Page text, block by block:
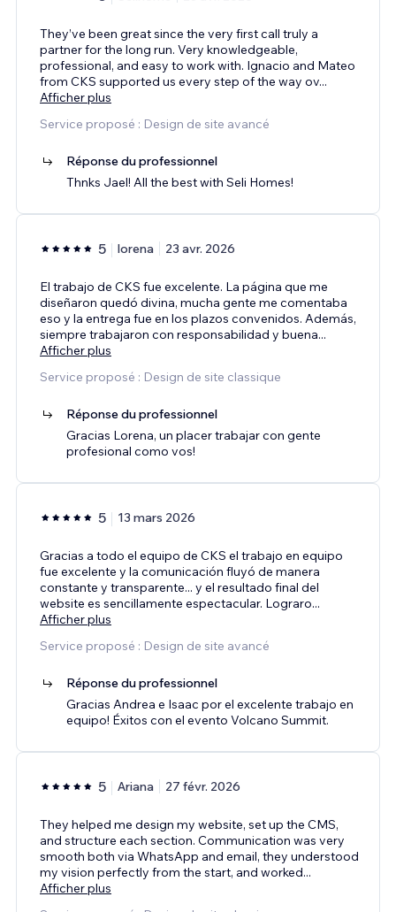
They’ve been great since the very first call truly a
partner for the long run. Very knowledgeable,
professional, and easy to work with. Ignacio and Mateo
from CKS supported us every step of the way ov...
Afficher plus
Service proposé : Design de site avancé
Réponse du professionnel
Thnks Jael! All the best with Seli Homes!
5 lorena 23 avr. 2026
El trabajo de CKS fue excelente. La página que me
diseñaron quedó divina, mucha gente me comentaba
eso y la entrega fue en los plazos convenidos. Además,
siempre trabajaron con responsabilidad y buena...
Afficher plus
Service proposé : Design de site classique
Réponse du professionnel
Gracias Lorena, un placer trabajar con gente
profesional como vos!
5 13 mars 2026
Gracias a todo el equipo de CKS el trabajo en equipo
fue excelente y la comunicación fluyó de manera
constante y transparente... y el resultado final del
website es sencillamente espectacular. Lograro...
Afficher plus
Service proposé : Design de site avancé
Réponse du professionnel
Gracias Andrea e Isaac por el excelente trabajo en
equipo! Éxitos con el evento Volcano Summit.
5 Ariana 27 févr. 2026
They helped me design my website, set up the CMS,
and structure each section. Communication was very
smooth both via WhatsApp and email, they understood
my vision perfectly from the start, and worked...
Afficher plus